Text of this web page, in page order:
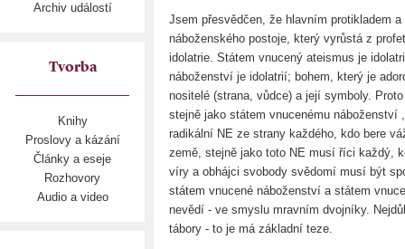
Archiv událostí
Tvorba
Knihy
Proslovy a kázání
Články a eseje
Rozhovory
Audio a video
Jsem přesvědčen, že hlavním protikladem
náboženského postoje, který vyrůstá z
idolatrie. Státem vnucený ateismus je
náboženství je idolatrií; bohem, který je
nositelé (strana, vůdce) a její symboly.
stejně jako státem vnucenému
radikální NE ze strany každého, kdo bere
země, stejně jako toto NE musí říci každý,
víry a obhájci svobody svědomí musí být
státem vnucené náboženství a státem
nevědí - ve smyslu mravním dvojníky.
tábory - to je má základní teze.